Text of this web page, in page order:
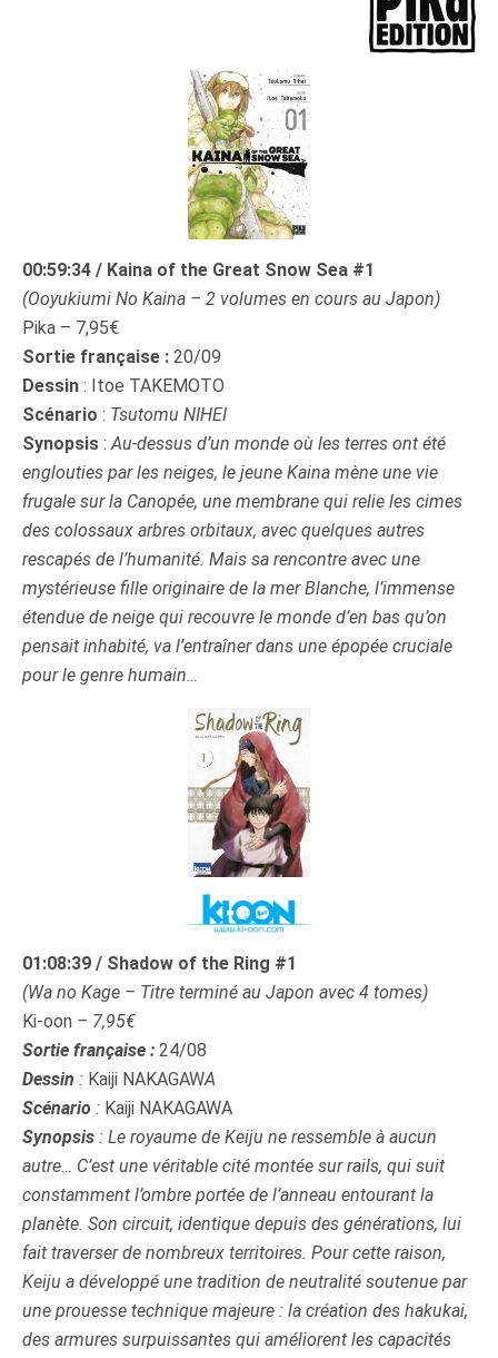
00:59:34 / Kaina of the Great Snow Sea #1
(Ooyukiumi No Kaina – 2 volumes en cours au Japon)
Pika – 7,95€
Sortie française : 20/09
Dessin : Itoe TAKEMOTO
Scénario : Tsutomu NIHEI
Synopsis :Au-dessus d’un monde où les terres ont été
englouties par les neiges, le jeune Kaina mène une vie
frugale sur la Canopée, une membrane qui relie les cimes
des colossaux arbres orbitaux, avec quelques autres
rescapés de l’humanité. Mais sa rencontre avec une
mystérieuse fille originaire de la mer Blanche, l’immense
étendue de neige qui recouvre le monde d’en bas qu’on
pensait inhabité, va l’entraîner dans une épopée cruciale
pour le genre humain…
01:08:39 / Shadow of the Ring #1
(Wa no Kage – Titre terminé au Japon avec 4 tomes)
Ki-oon – 7,95€
Sortie française : 24/08
Dessin : Kaiji NAKAGAWA
Scénario : Kaiji NAKAGAWA
Synopsis : Le royaume de Keiju ne ressemble à aucun
autre… C’est une véritable cité montée sur rails, qui suit
constamment l’ombre portée de l’anneau entourant la
planète. Son circuit, identique depuis des générations, lui
fait traverser de nombreux territoires. Pour cette raison,
Keiju a développé une tradition de neutralité soutenue par
une prouesse technique majeure : la création des hakukai,
des armures surpuissantes qui améliorent les capacités